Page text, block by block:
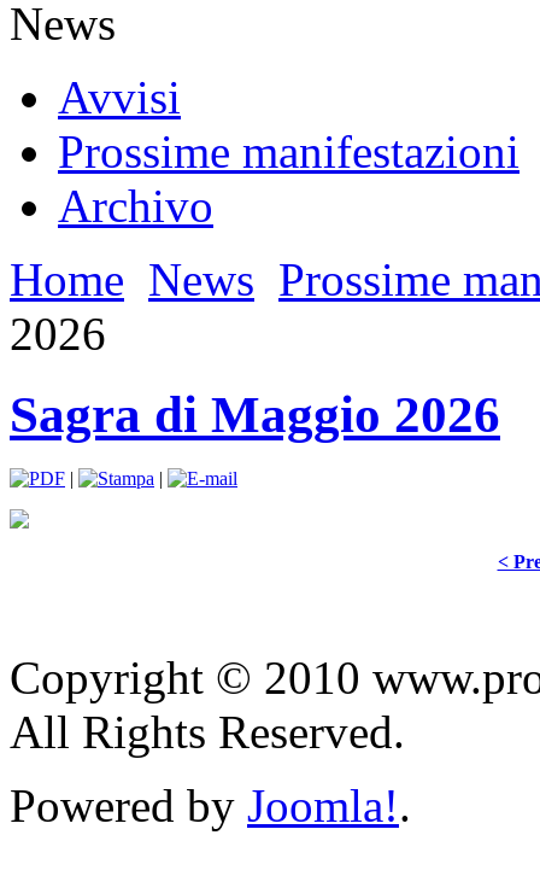
News
Avvisi
Prossime manifestazioni
Archivo
Home News Prossime
2026
Sagra di Maggio 2026
| |
<
Copyright © 2010
All Rights Reserved.
Powered by Joomla!.